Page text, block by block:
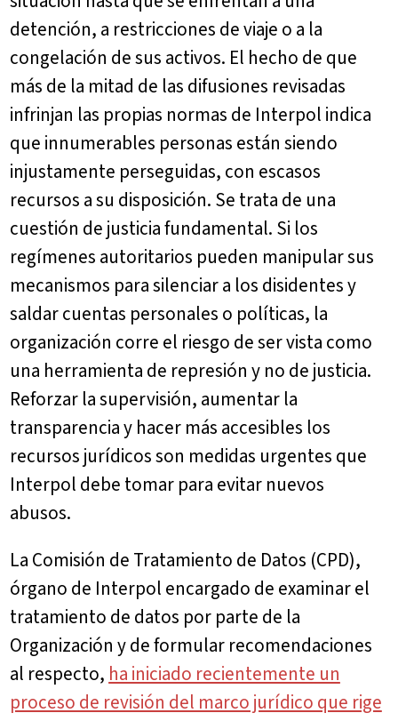
detención, a restricciones de viaje o a la
congelación de sus activos. El hecho de que
más de la mitad de las difusiones revisadas
infrinjan las propias normas de Interpol indica
que innumerables personas están siendo
injustamente perseguidas, con escasos
recursos a su disposición. Se trata de una
cuestión de justicia fundamental. Si los
regímenes autoritarios pueden manipular sus
mecanismos para silenciar a los disidentes y
saldar cuentas personales o políticas, la
organización corre el riesgo de ser vista como
una herramienta de represión y no de justicia.
Reforzar la supervisión, aumentar la
transparencia y hacer más accesibles los
recursos jurídicos son medidas urgentes que
Interpol debe tomar para evitar nuevos
abusos.
La Comisión de Tratamiento de Datos (CPD),
órgano de Interpol encargado de examinar el
tratamiento de datos por parte de la
Organización y de formular recomendaciones
al respecto, ha iniciado recientemente un
proceso de revisión del marco jurídico que rige